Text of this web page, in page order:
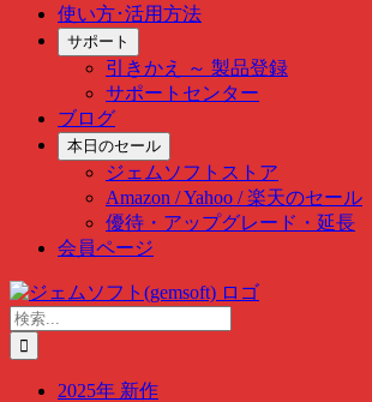
使い方･活用方法
サポート
引きかえ ～ 製品登録
サポートセンター
ブログ
本日のセール
ジェムソフトストア
Amazon / Yahoo / 楽天のセール
優待・アップグレード・延長
会員ページ
Skip
to
content
検
索
…
2025年 新作